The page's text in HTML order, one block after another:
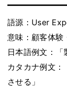
語源：User
意味：顧客体験
日本語例文：「
カタカナ例文
させる」